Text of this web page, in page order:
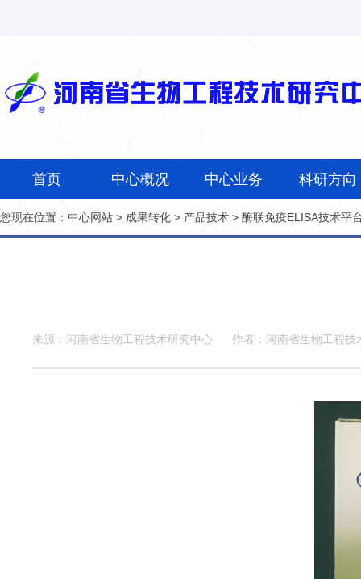
首页 中心概况 中心业务 科研方向
您现在位置： 中心网站 > 成果转化 > 产品技术 > 酶联免疫ELISA技术平
来源：河南省生物工程技术研究中心 作者：河南省生物工程技